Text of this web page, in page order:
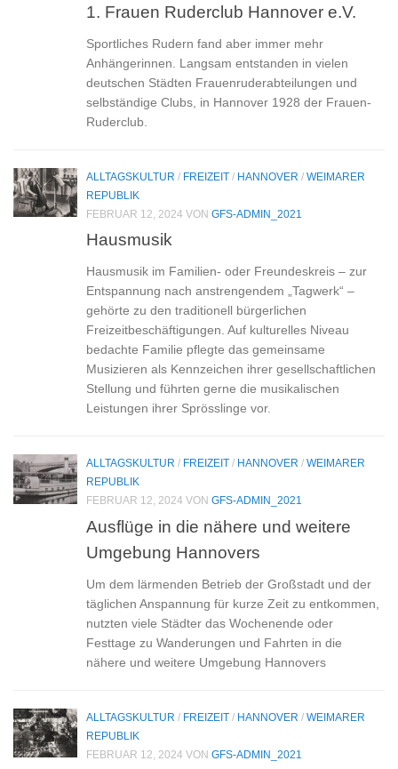
1. Frauen Ruderclub Hannover e.V.
Sportliches Rudern fand aber immer mehr
Anhängerinnen. Langsam entstanden in vielen
deutschen Städten Frauenruderabteilungen und
selbständige Clubs, in Hannover 1928 der Frauen-
Ruderclub.
ALLTAGSKULTUR / FREIZEIT / HANNOVER / WEIMARER
REPUBLIK
FEBRUAR 12, 2024 VON GFS-ADMIN_2021
Hausmusik
Hausmusik im Familien- oder Freundeskreis – zur
Entspannung nach anstrengendem „Tagwerk“ –
gehörte zu den traditionell bürgerlichen
Freizeitbeschäftigungen. Auf kulturelles Niveau
bedachte Familie pflegte das gemeinsame
Musizieren als Kennzeichen ihrer gesellschaftlichen
Stellung und führten gerne die musikalischen
Leistungen ihrer Sprösslinge vor.
ALLTAGSKULTUR / FREIZEIT / HANNOVER / WEIMARER
REPUBLIK
FEBRUAR 12, 2024 VON GFS-ADMIN_2021
Ausflüge in die nähere und weitere
Umgebung Hannovers
Um dem lärmenden Betrieb der Großstadt und der
täglichen Anspannung für kurze Zeit zu entkommen,
nutzten viele Städter das Wochenende oder
Festtage zu Wanderungen und Fahrten in die
nähere und weitere Umgebung Hannovers
ALLTAGSKULTUR / FREIZEIT / HANNOVER / WEIMARER
REPUBLIK
FEBRUAR 12, 2024 VON GFS-ADMIN_2021